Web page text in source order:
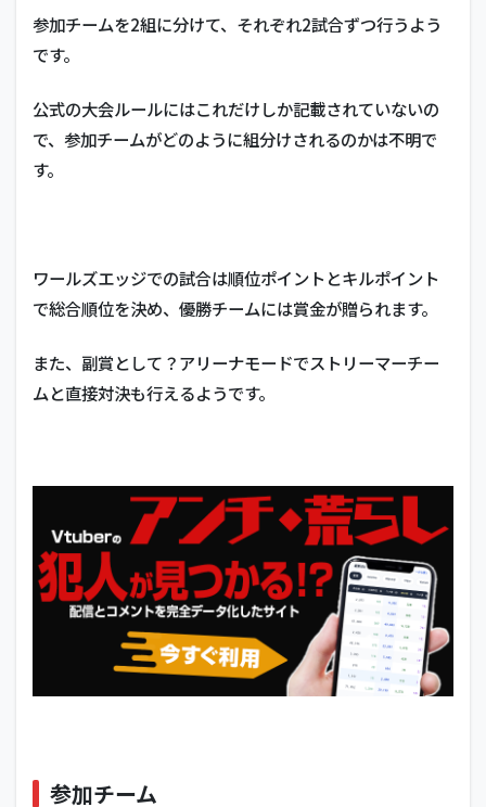
参加チームを2組に分けて、それぞれ2試合ずつ行うよう
です。
公式の大会ルールにはこれだけしか記載されていないの
で、参加チームがどのように組分けされるのかは不明で
す。
ワールズエッジでの試合は順位ポイントとキルポイント
で総合順位を決め、優勝チームには賞金が贈られます。
また、副賞として？アリーナモードでストリーマーチー
ムと直接対決も行えるようです。
参加チーム